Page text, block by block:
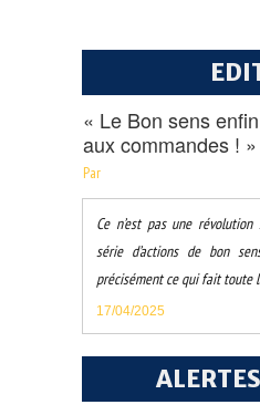
« Le Bon sens enfin
aux commandes ! »
Par
Ce n’est pas une
série d’actions de bon
précisément ce qui fait toute
17/04/2025